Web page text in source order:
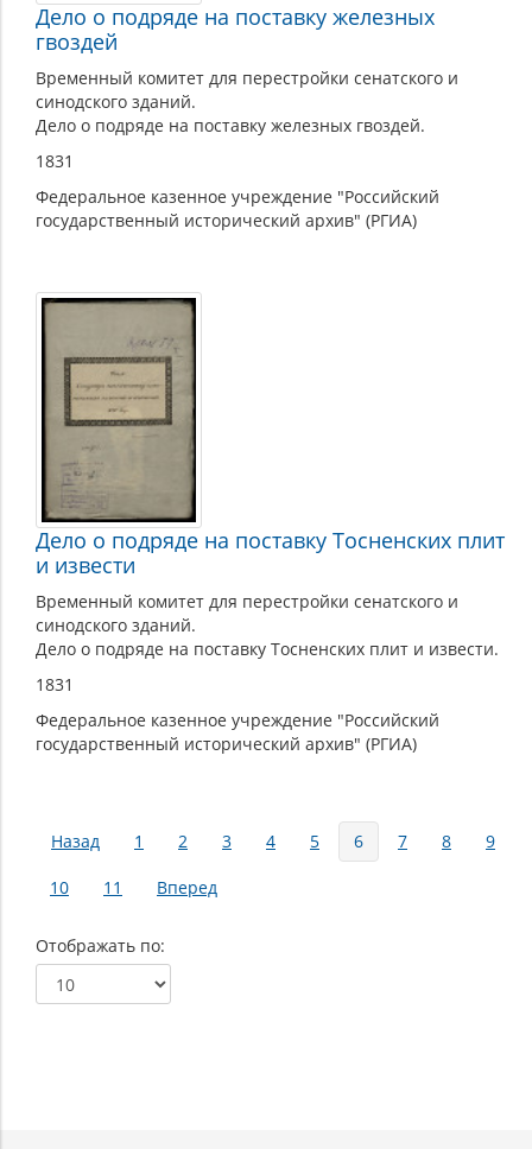
Дело о подряде на поставку железных
гвоздей
Временный комитет для перестройки сенатского и
синодского зданий.
Дело о подряде на поставку железных гвоздей.
1831
Федеральное казенное учреждение "Российский
государственный исторический архив" (РГИА)
Дело о подряде на поставку Тосненских плит
и извести
Временный комитет для перестройки сенатского и
синодского зданий.
Дело о подряде на поставку Тосненских плит и извести.
1831
Федеральное казенное учреждение "Российский
государственный исторический архив" (РГИА)
Страницы
Назад 1 2 3 4 5 6 7 8 9
10 11 Вперед
Отображать по